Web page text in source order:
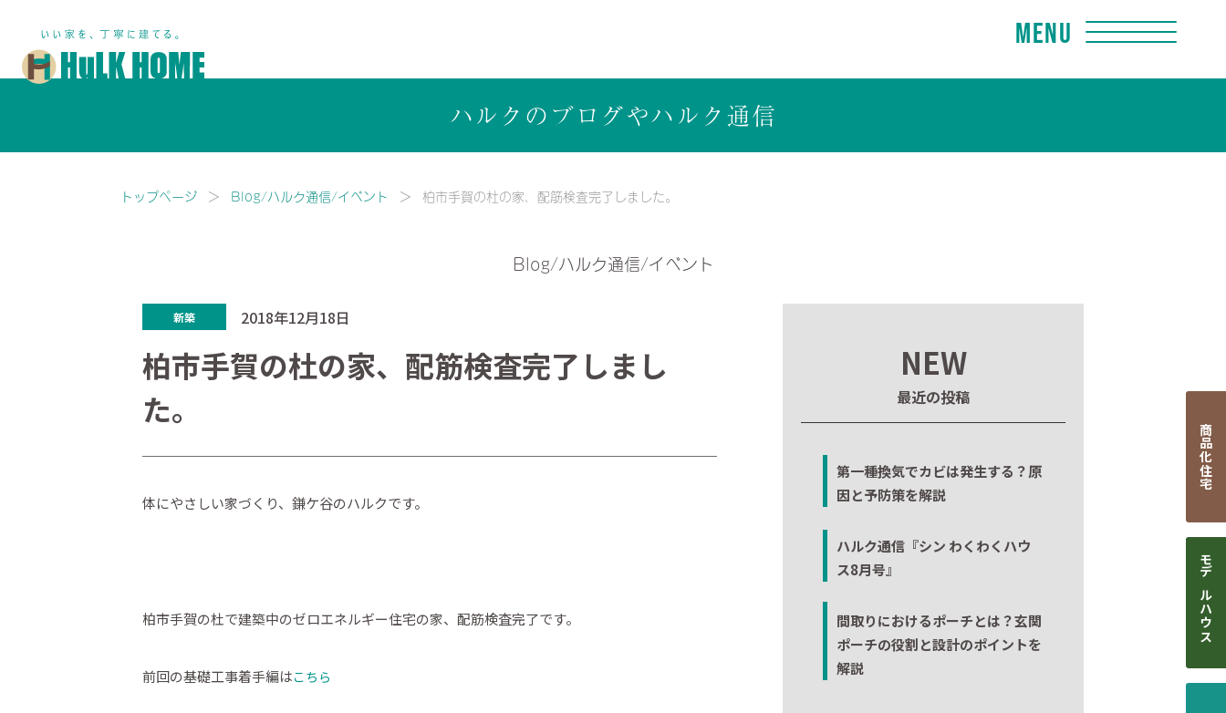
Menu
ハルクのブログやハルク通信
トップページ Blog/ハルク通信/イベント 柏市手賀の杜の家、配筋検査完了しました。
Blog/ハルク通信/イベント
新築 2018年12月18日
柏市手賀の杜の家、配筋検査完了しまし
た。
体にやさしい家づくり、鎌ケ谷のハルクです。
柏市手賀の杜で建築中のゼロエネルギー住宅の家、配筋検査完了です。
前回の基礎工事着手編はこちら
NEW
最近の投稿
第一種換気でカビは発生する？原
因と予防策を解説
ハルク通信『シン わくわくハウ
ス8月号』
間取りにおけるポーチとは？玄関
ポーチの役割と設計のポイントを
解説
商品化住宅
モデルハウス